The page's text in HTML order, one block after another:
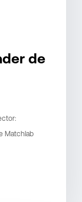
de
Matchlab